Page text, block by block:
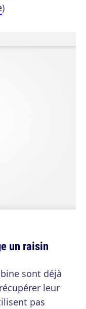
)
un raisin
sont déjà
leur
pas